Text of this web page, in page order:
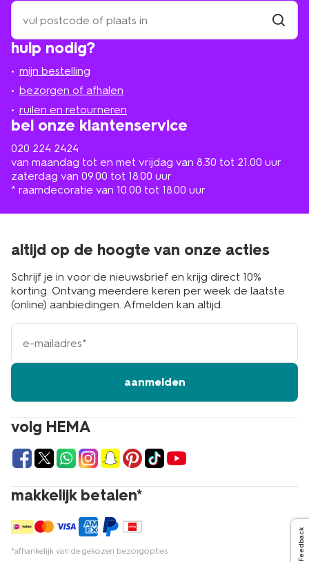
hulp nodig?
mijn bestelling
bezorgen of afhalen
ruilen en retourneren
bel onze klantenservice
020 224 2424
van maandag tot en met vrijdag van 8.30 tot 21.00 uur
zaterdag van 09.00 tot 18.00 uur
* raamdecoratie van 10.00 tot 18.00 uur
zoek
een
winkel
bij
in
de
buurt
volg HEMA
makkelijk betalen*
*afhankelijk van de gekozen bezorgopties
altijd op de hoogte van onze acties
Schrijf je in voor de nieuwsbrief en krijg direct 10%
korting. Ontvang meerdere keren per week de laatste
(online) aanbiedingen. Afmelden kan altijd.
e-
mailadres
aanmelden
Feedback